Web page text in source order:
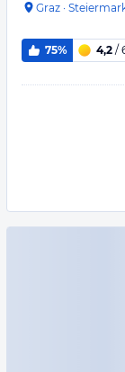
Graz ·
75% 4,2 /